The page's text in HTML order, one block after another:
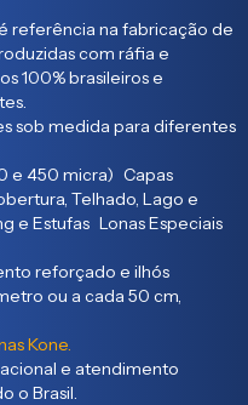
referência na fabricação de
com ráfia e
100% brasileiros e
sob medida para diferentes
e 450 micra) Capas
Telhado, Lago e
e Estufas Lonas Especiais
reforçado e ilhós
ou a cada 50 cm,
Kone.
e atendimento
o Brasil.